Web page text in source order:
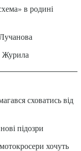
в родині
Журила
сховатись від
підозри
хочуть